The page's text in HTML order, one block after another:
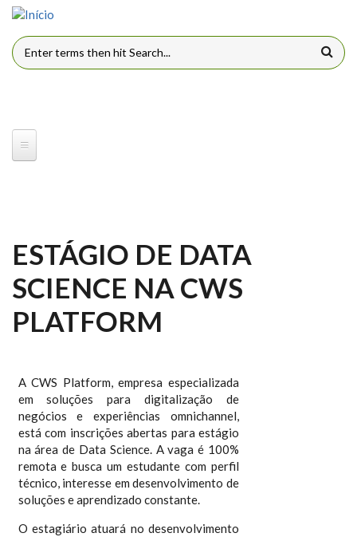
Pular para o conteúdo principal
FORMULÁRIO DE BUSCA
ESTÁGIO DE DATA
SCIENCE NA CWS
PLATFORM
A CWS Platform, empresa especializada
em soluções para digitalização de
negócios e experiências omnichannel,
está com inscrições abertas para estágio
na área de Data Science. A vaga é 100%
remota e busca um estudante com perfil
técnico, interesse em desenvolvimento de
soluções e aprendizado constante.
O estagiário atuará no desenvolvimento